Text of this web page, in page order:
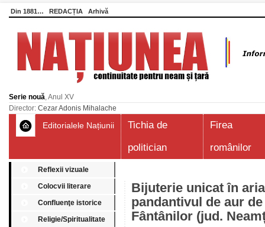
Din 1881… REDACȚIA Arhivă
Serie nouă, Anul XV
Director: Cezar Adonis Mihalache
Editorialele Națiunii
Tichia de
politician
Firea
românilor
Reflexii vizuale
Colocvii literare
Confluenţe istorice
Religie/Spiritualitate
Bijuterie unicat în
pandantivul de aur
Fântânilor (jud.